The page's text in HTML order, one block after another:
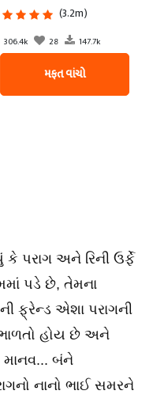
(3.2m)
306.4k 28 147.7k
મફત વાંચો
પરાગ અને રિની ઉર્ફે
પડે છે, તેમના
ફ્રેન્ડ એશા પરાગની
હોય છે અને
માનવ... બંને
નાનો ભાઈ સમરને